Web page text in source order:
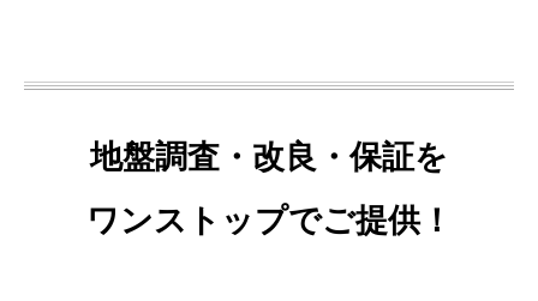
地盤調査・改良・保証を
ワンストップでご提供！